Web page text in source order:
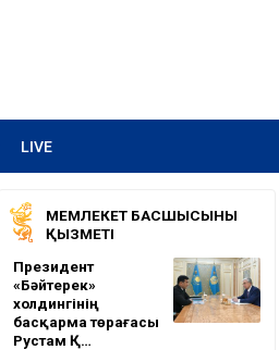
LIVE
МЕМЛЕКЕТ БАСШЫСЫНЫҢ
ҚЫЗМЕТІ
Президент
«Бәйтерек»
холдингінің
басқарма төрағасы
Рустам Қ…